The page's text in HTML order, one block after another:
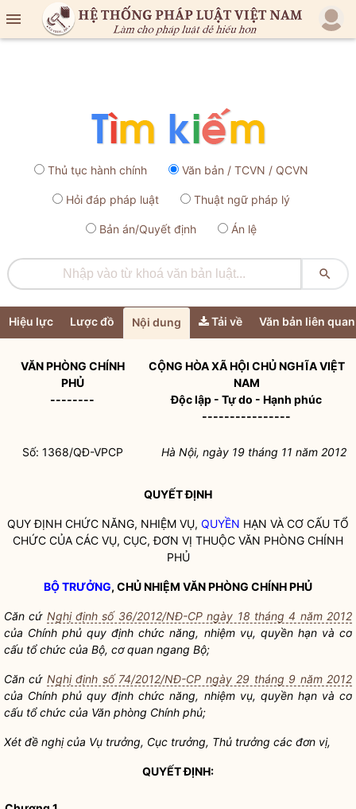

Thủ tục hành chính Văn bản / TCVN / QCVN
Hỏi đáp pháp luật Thuật ngữ pháp lý
Bản án/Quyết định Án lệ

Hiệu lực Lược đồ Nội dung Tải về Văn bản liên quan
VĂN PHÒNG CHÍNH
PHỦ
--------
CỘNG HÒA XÃ HỘI CHỦ NGHĨA VIỆT
NAM
Độc lập - Tự do - Hạnh phúc
----------------
Số: 1368/QĐ-VPCP Hà Nội, ngày 19 tháng 11 năm 2012
QUYẾT ĐỊNH
QUY ĐỊNH CHỨC NĂNG, NHIỆM VỤ, QUYỀN HẠN VÀ CƠ CẤU TỔ
CHỨC CỦA CÁC VỤ, CỤC, ĐƠN VỊ THUỘC VĂN PHÒNG CHÍNH
PHỦ
BỘ TRƯỞNG, CHỦ NHIỆM VĂN PHÒNG CHÍNH PHỦ
Căn cứ Nghị định số 36/2012/NĐ-CP ngày 18 tháng 4 năm 2012
của Chính phủ quy định chức năng, nhiệm vụ, quyềnhạn và cơ
cấu tổ chức của Bộ, cơ quan ngang Bộ;
Căn cứ Nghị định số 74/2012/NĐ-CP ngày 29 tháng 9 năm 2012
của Chính phủ quy định chức năng, nhiệm vụ, quyềnhạn và cơ
cấu tổ chức của Văn phòng Chính phủ;
Xét đề nghị của Vụ trưởng, Cục trưởng, Thủ trưởng các đơn vị,
QUYẾT ĐỊNH: